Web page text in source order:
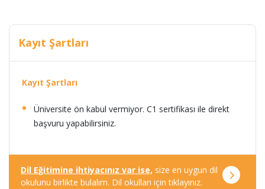
Kayıt Şartları
Kayıt Şartları
Üniversite ön kabul vermiyor. C1 sertifikası ile direkt
başvuru yapabilirsiniz.
Dil Eğitimine ihtiyacınız var ise, size en uygun dil
okulunu birlikte bulalım. Dil okulları için tıklayınız.